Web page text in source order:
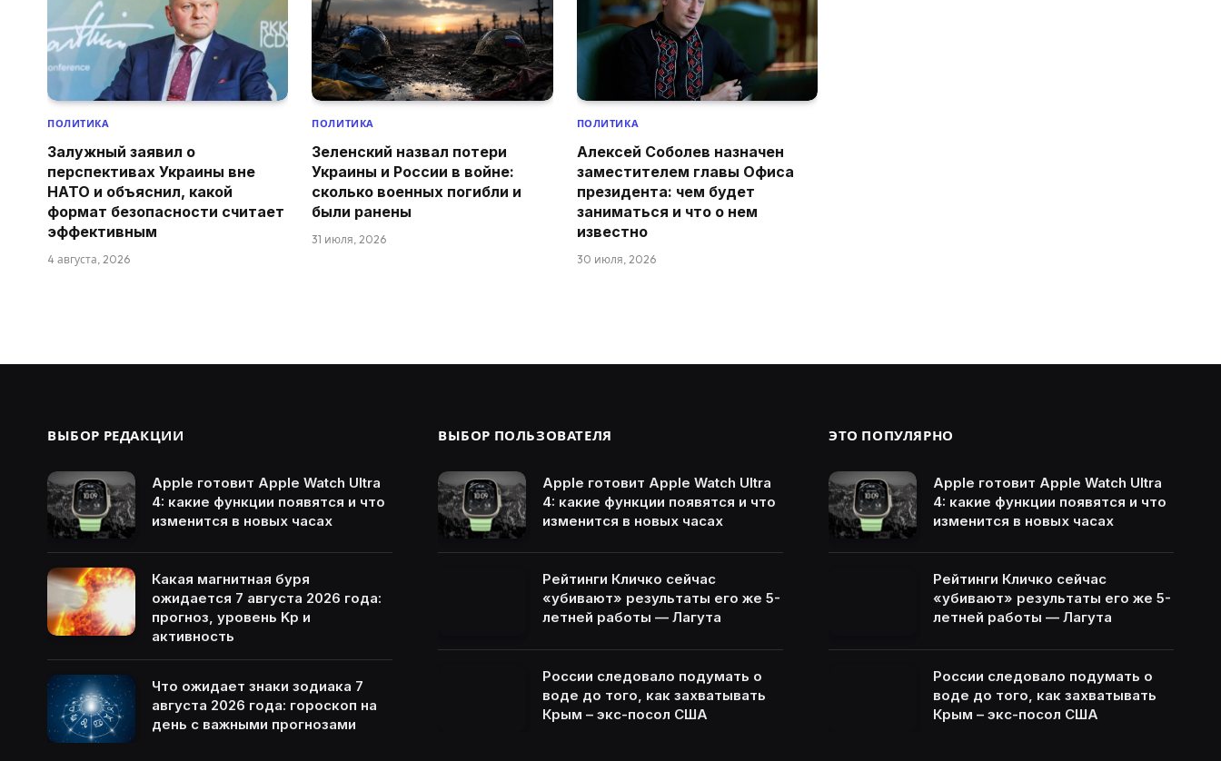
ПОЛИТИКА
Залужный заявил о
перспективах Украины вне
НАТО и объяснил, какой
формат безопасности считает
эффективным
4 августа, 2026
ПОЛИТИКА
Зеленский назвал потери
Украины и России в войне:
сколько военных погибли и
были ранены
31 июля, 2026
ПОЛИТИКА
Алексей Соболев назначен
заместителем главы Офиса
президента: чем будет
заниматься и что о нем
известно
30 июля, 2026
ВЫБОР РЕДАКЦИИ
Apple готовит Apple Watch Ultra
4: какие функции появятся и что
изменится в новых часах
Какая магнитная буря
ожидается 7 августа 2026 года:
прогноз, уровень Kp и
активность
Что ожидает знаки зодиака 7
августа 2026 года: гороскоп на
день с важными прогнозами
ВЫБОР ПОЛЬЗОВАТЕЛЯ
Apple готовит Apple Watch Ultra
4: какие функции появятся и что
изменится в новых часах
Рейтинги Кличко сейчас
«убивают» результаты его же 5-
летней работы — Лагута
России следовало подумать о
воде до того, как захватывать
Крым – экс-посол США
ЭТО ПОПУЛЯРНО
Apple готовит Apple Watch Ultra
4: какие функции появятся и что
изменится в новых часах
Рейтинги Кличко сейчас
«убивают» результаты его же 5-
летней работы — Лагута
России следовало подумать о
воде до того, как захватывать
Крым – экс-посол США